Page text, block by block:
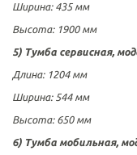
Ширина: 435 мм
Высота:1900 мм
5) Тумба сервисная,
Длина: 1204 мм
Ширина: 544 мм
Высота: 650 мм
6) Тумба мобильная,